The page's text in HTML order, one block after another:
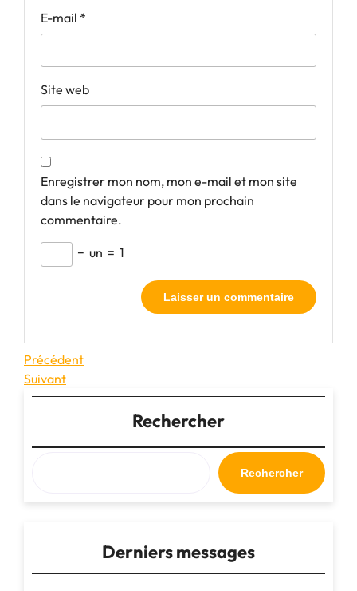
E-mail *
Site web
Enregistrer mon nom, mon e-mail et mon site
dans le navigateur pour mon prochain
commentaire.
− un = 1
Navigation
de
Article
précédent
Précédent
Article
suivant
Suivant
Rechercher
Rechercher
Derniers messages